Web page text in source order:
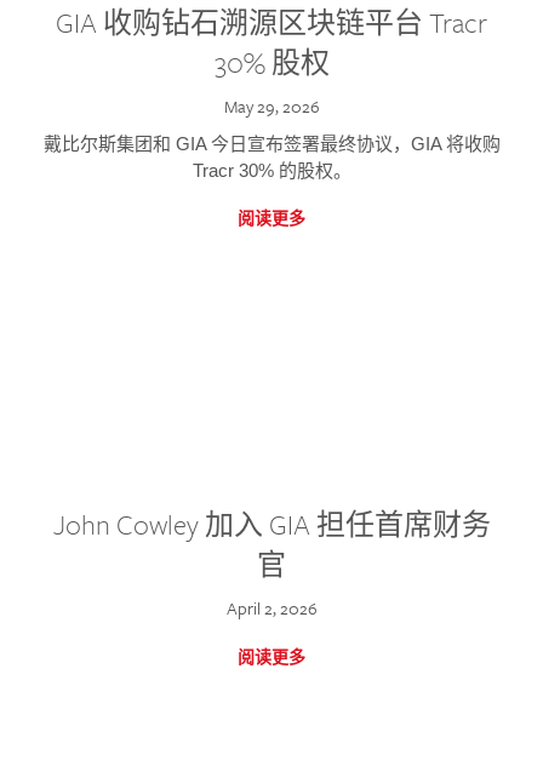
GIA 收购钻石溯源区块链平台 Tracr
30% 股权
May 29, 2026
戴比尔斯集团和 GIA 今日宣布签署最终协议，GIA 将收购
Tracr 30% 的股权。
阅读更多
John Cowley 加入 GIA 担任首席财务
官
April 2, 2026
阅读更多